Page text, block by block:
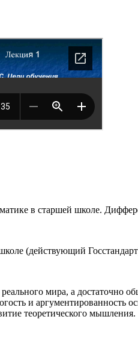
в старшей школе.
школе (действующий
мира, а достаточно
и аргументированность
теоретического мышления.